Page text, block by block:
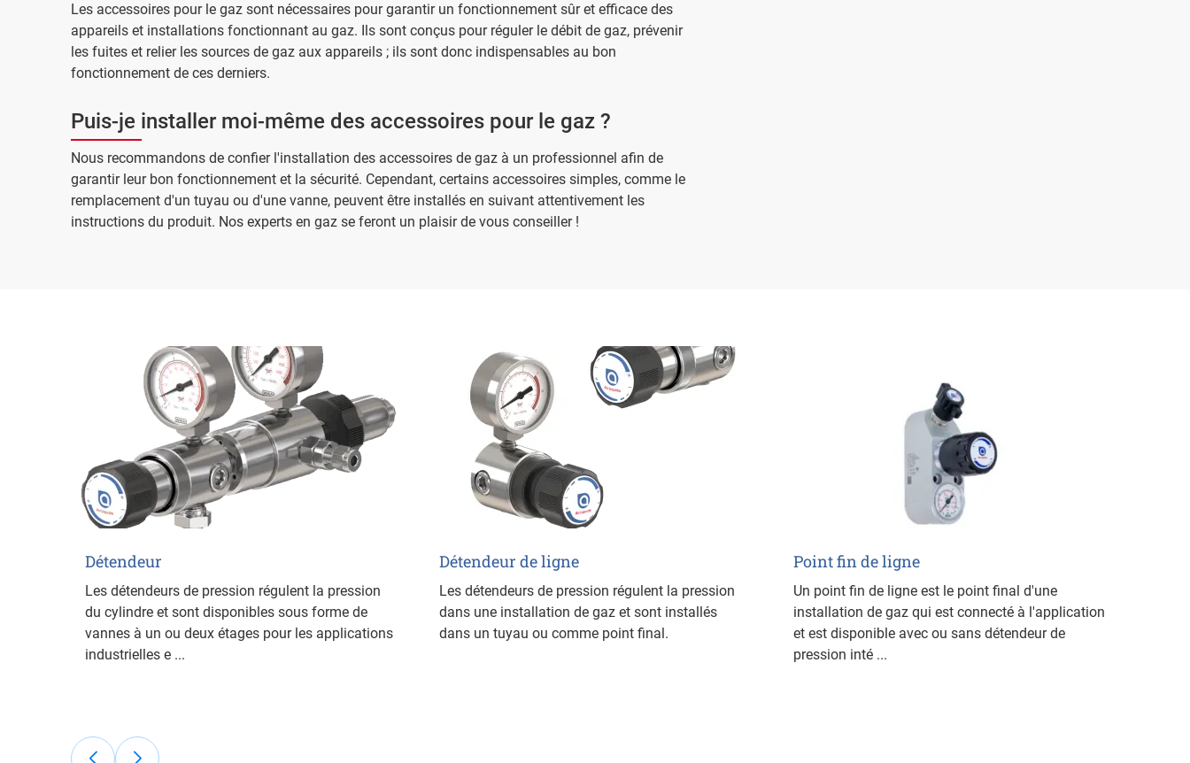
Les accessoires pour le gaz sont nécessaires pour garantir un fonctionnement sûr et efficace des
appareils et installations fonctionnant au gaz. Ils sont conçus pour réguler le débit de gaz, prévenir
les fuites et relier les sources de gaz aux appareils ; ils sont donc indispensables au bon
fonctionnement de ces derniers.
Puis-je installer moi-même des accessoires pour le gaz ?
Nous recommandons de confier l'installation des accessoires de gaz à un professionnel afin de
garantir leur bon fonctionnement et la sécurité. Cependant, certains accessoires simples, comme le
remplacement d'un tuyau ou d'une vanne, peuvent être installés en suivant attentivement les
instructions du produit. Nos experts en gaz se feront un plaisir de vous conseiller !
Détendeur
Les détendeurs de pression régulent la pression
du cylindre et sont disponibles sous forme de
vannes à un ou deux étages pour les applications
industrielles e ...
Détendeur de ligne
Les détendeurs de pression régulent la pression
dans une installation de gaz et sont installés
dans un tuyau ou comme point final.
Point fin de ligne
Un point fin de ligne est le point final d'une
installation de gaz qui est connecté à l'application
et est disponible avec ou sans détendeur de
pression inté ...